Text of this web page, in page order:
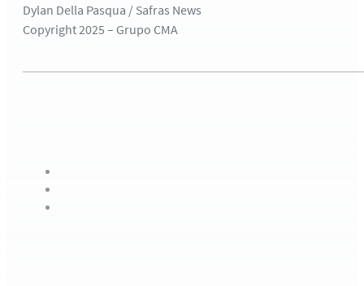
Dylan Della Pasqua / Safras News
Copyright 2025 – Grupo CMA